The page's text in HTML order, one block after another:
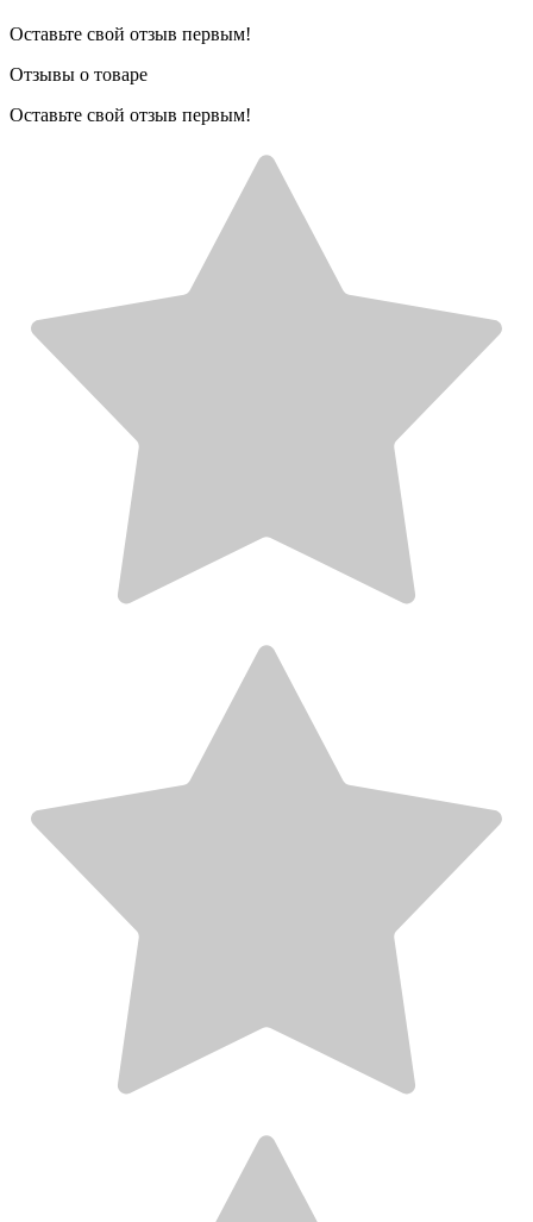
Оставьте свой отзыв первым!
Отзывы о товаре
Оставьте свой отзыв первым!